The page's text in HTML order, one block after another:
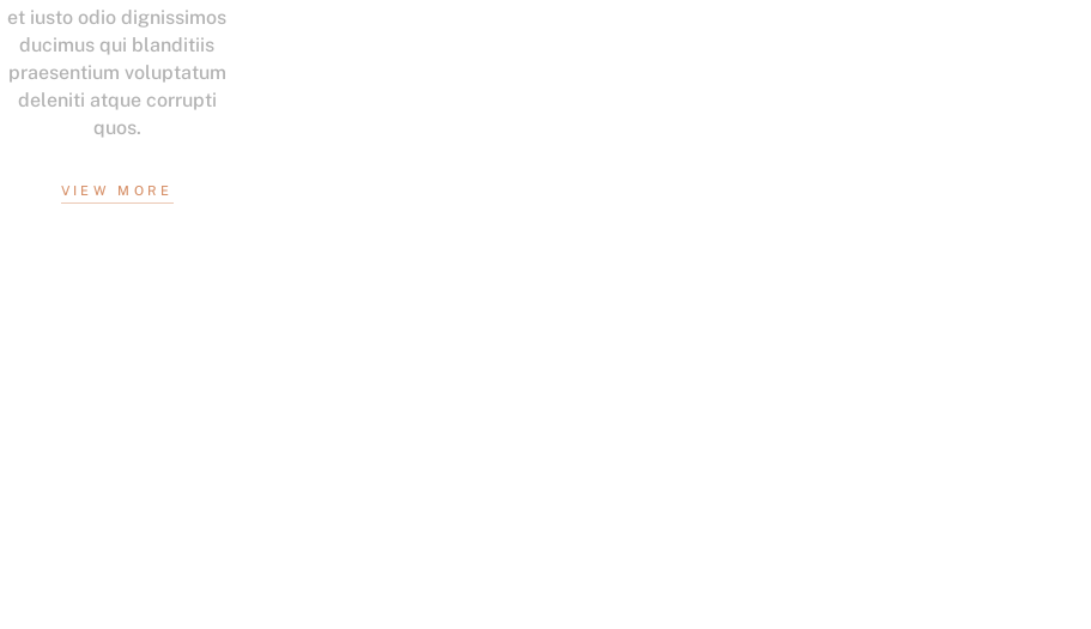
et iusto odio dignissimos
ducimus qui blanditiis
praesentium voluptatum
deleniti atque corrupti
quos.
VIEW MORE